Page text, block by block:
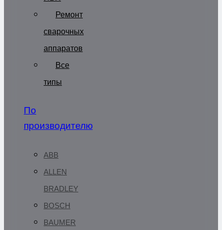
Ремонт
сварочных
аппаратов
Все
типы
По
производителю
ABB
ALLEN
BRADLEY
BOSCH
BAUMER